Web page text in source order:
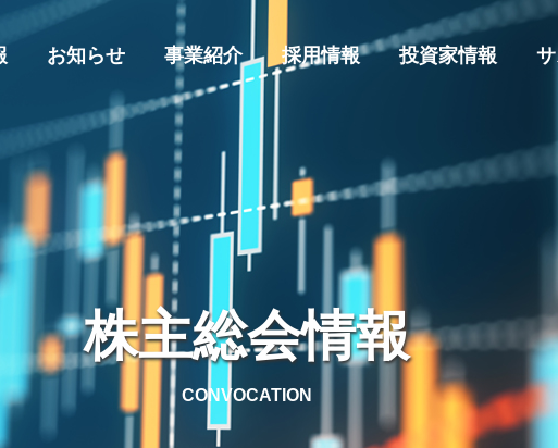
お知らせ 事業紹介 採用情報 投資家情報
株主総会情報
CONVOCATION